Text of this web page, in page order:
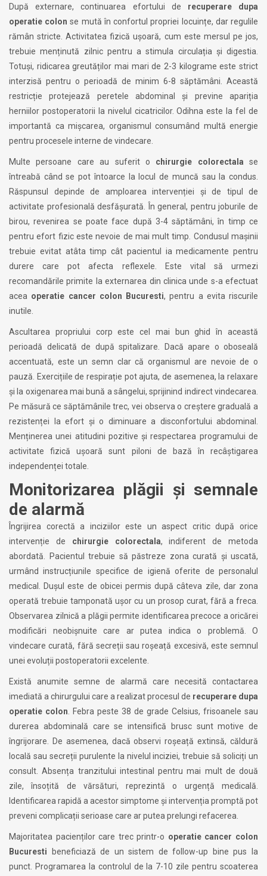
După externare, continuarea efortului de recuperare dupa
operatie colon se mută în confortul propriei locuințe, dar regulile
rămân stricte. Activitatea fizică ușoară, cum este mersul pe jos,
trebuie menținută zilnic pentru a stimula circulația și digestia.
Totuși, ridicarea greutăților mai mari de 2-3 kilograme este strict
interzisă pentru o perioadă de minim 6-8 săptămâni. Această
restricție protejează peretele abdominal și previne apariția
herniilor postoperatorii la nivelul cicatricilor. Odihna este la fel de
importantă ca mișcarea, organismul consumând multă energie
pentru procesele interne de vindecare.
Multe persoane care au suferit o chirurgie colorectala se
întreabă când se pot întoarce la locul de muncă sau la condus.
Răspunsul depinde de amploarea intervenției și de tipul de
activitate profesională desfășurată. În general, pentru joburile de
birou, revenirea se poate face după 3-4 săptămâni, în timp ce
pentru efort fizic este nevoie de mai mult timp. Condusul mașinii
trebuie evitat atâta timp cât pacientul ia medicamente pentru
durere care pot afecta reflexele. Este vital să urmezi
recomandările primite la externarea din clinica unde s-a efectuat
acea operatie cancer colon Bucuresti, pentru a evita riscurile
inutile.
Ascultarea propriului corp este cel mai bun ghid în această
perioadă delicată de după spitalizare. Dacă apare o oboseală
accentuată, este un semn clar că organismul are nevoie de o
pauză. Exercițiile de respirație pot ajuta, de asemenea, la relaxare
și la oxigenarea mai bună a sângelui, sprijinind indirect vindecarea.
Pe măsură ce săptămânile trec, vei observa o creștere graduală a
rezistenței la efort și o diminuare a disconfortului abdominal.
Menținerea unei atitudini pozitive și respectarea programului de
activitate fizică ușoară sunt piloni de bază în recâștigarea
independenței totale.
Monitorizarea plăgii și semnale
de alarmă
Îngrijirea corectă a inciziilor este un aspect critic după orice
intervenție de chirurgie colorectala, indiferent de metoda
abordată. Pacientul trebuie să păstreze zona curată și uscată,
urmând instrucțiunile specifice de igienă oferite de personalul
medical. Dușul este de obicei permis după câteva zile, dar zona
operată trebuie tamponată ușor cu un prosop curat, fără a freca.
Observarea zilnică a plăgii permite identificarea precoce a oricărei
modificări neobișnuite care ar putea indica o problemă. O
vindecare curată, fără secreții sau roșeață excesivă, este semnul
unei evoluții postoperatorii excelente.
Există anumite semne de alarmă care necesită contactarea
imediată a chirurgului care a realizat procesul de recuperare dupa
operatie colon . Febra peste 38 de grade Celsius, frisoanele sau
durerea abdominală care se intensifică brusc sunt motive de
îngrijorare. De asemenea, dacă observi roșeață extinsă, căldură
locală sau secreții purulente la nivelul inciziei, trebuie să soliciți un
consult. Absența tranzitului intestinal pentru mai mult de două
zile, însoțită de vărsături, reprezintă o urgență medicală.
Identificarea rapidă a acestor simptome și intervenția promptă pot
preveni complicații serioase care ar putea prelungi refacerea.
Majoritatea pacienților care trec printr-o operatie cancer colon
Bucuresti beneficiază de un sistem de follow-up bine pus la
punct. Programarea la controlul de la 7-10 zile pentru scoaterea